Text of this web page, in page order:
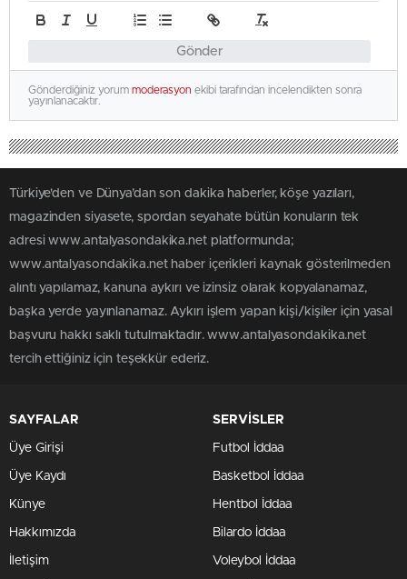
Gönder
Gönderdiğiniz yorum moderasyon ekibi tarafından incelendikten sonra
yayınlanacaktır.
Türkiye'den ve Dünya’dan son dakika haberler, köşe yazıları,
magazinden siyasete, spordan seyahate bütün konuların tek
adresi www.antalyasondakika.net platformunda;
www.antalyasondakika.net haber içerikleri kaynak gösterilmeden
alıntı yapılamaz, kanuna aykırı ve izinsiz olarak kopyalanamaz,
başka yerde yayınlanamaz. Aykırı işlem yapan kişi/kişiler için yasal
başvuru hakkı saklı tutulmaktadır. www.antalyasondakika.net
tercih ettiğiniz için teşekkür ederiz.
SAYFALAR
Üye Girişi
Üye Kaydı
Künye
Hakkımızda
İletişim
SERVİSLER
Futbol İddaa
Basketbol İddaa
Hentbol İddaa
Bilardo İddaa
Voleybol İddaa